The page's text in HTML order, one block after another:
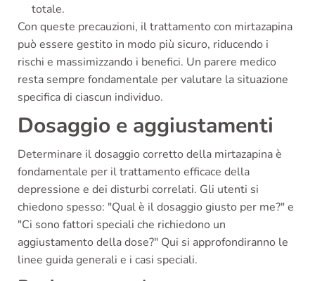
totale.
Con queste precauzioni, il trattamento con mirtazapina
può essere gestito in modo più sicuro, riducendo i
rischi e massimizzando i benefici. Un parere medico
resta sempre fondamentale per valutare la situazione
specifica di ciascun individuo.
Dosaggio e aggiustamenti
Determinare il dosaggio corretto della mirtazapina è
fondamentale per il trattamento efficace della
depressione e dei disturbi correlati. Gli utenti si
chiedono spesso: "Qual è il dosaggio giusto per me?" e
"Ci sono fattori speciali che richiedono un
aggiustamento della dose?" Qui si approfondiranno le
linee guida generali e i casi speciali.